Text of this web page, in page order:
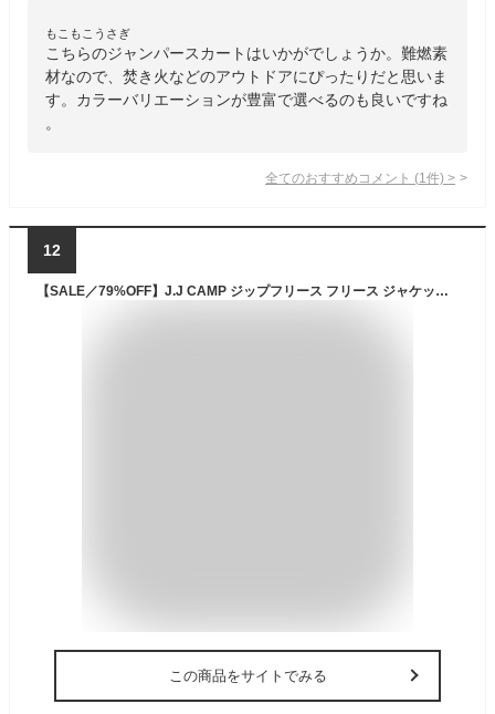
もこもこうさぎ
こちらのジャンパースカートはいかがでしょうか。難燃素
材なので、焚き火などのアウトドアにぴったりだと思いま
す。カラーバリエーションが豊富で選べるのも良いですね
。
全てのおすすめコメント (1 件) >
12
【SALE／79%OFF】J.J CAMP ジップフリース フリース ジャケット キッズ 男の子 女の子 難燃 防寒 ローブ ジャケット・アウター ブルゾン・ジャンパー
この商品をサイトでみる